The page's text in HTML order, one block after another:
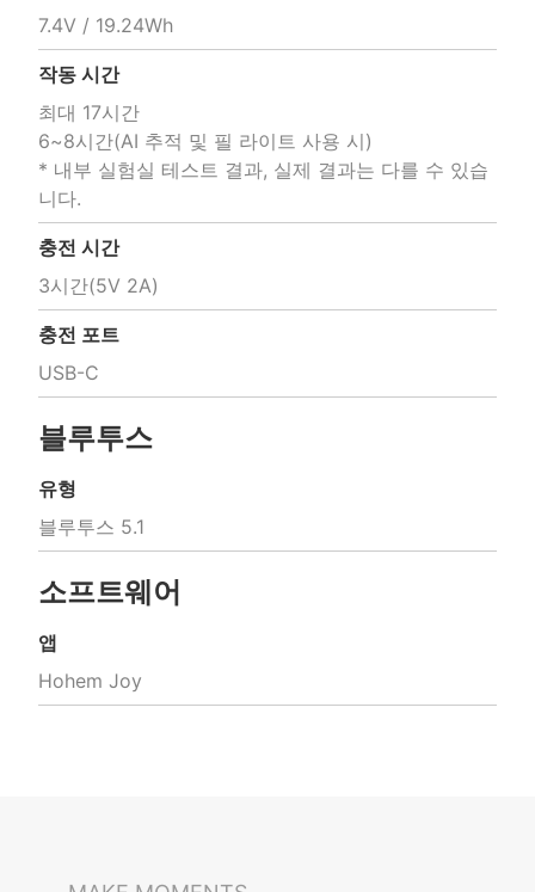
7.4V / 19.24Wh
작동 시간
최대 17시간
6~8시간(AI 추적 및 필 라이트 사용 시)
* 내부 실험실 테스트 결과, 실제 결과는 다를 수 있습
니다.
충전 시간
3시간(5V 2A)
충전 포트
USB-C
블루투스
유형
블루투스 5.1
소프트웨어
앱
Hohem Joy